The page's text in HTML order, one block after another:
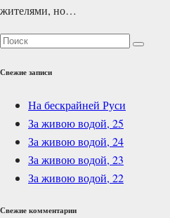
жителями, но…
Свежие записи
На бескрайней Руси
За живою водой, 25
За живою водой, 24
За живою водой, 23
За живою водой, 22
Свежие комментарии